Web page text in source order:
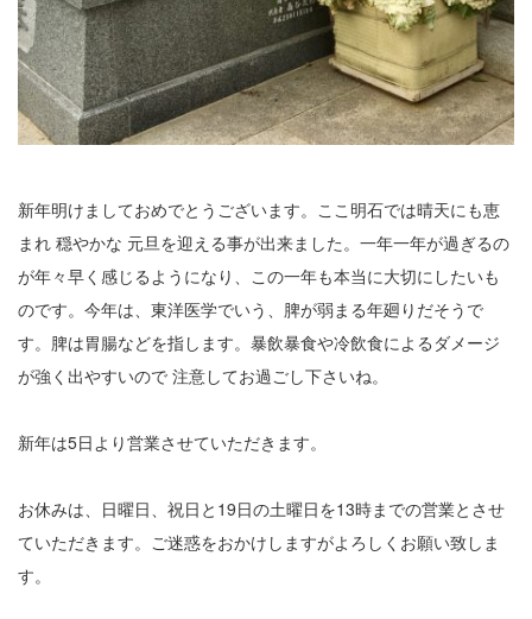
新年明けましておめでとうございます。ここ明石では晴天にも恵
まれ 穏やかな 元旦を迎える事が出来ました。一年一年が過ぎるの
が年々早く感じるようになり、この一年も本当に大切にしたいも
のです。今年は、東洋医学でいう、脾が弱まる年廻りだそうで
す。脾は胃腸などを指します。暴飲暴食や冷飲食によるダメージ
が強く出やすいので 注意してお過ごし下さいね。
新年は5日より営業させていただきます。
お休みは、日曜日、祝日と19日の土曜日を13時までの営業とさせ
ていただきます。ご迷惑をおかけしますがよろしくお願い致しま
す。
1
2
3
5
6
7
11